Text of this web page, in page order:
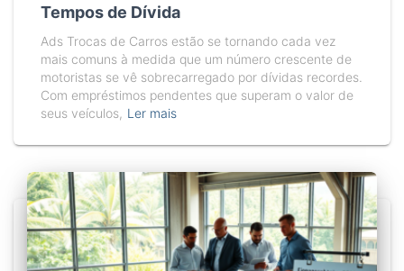
Tempos de Dívida
Ads Trocas de Carros estão se tornando cada vez
mais comuns à medida que um número crescente de
motoristas se vê sobrecarregado por dívidas recordes.
Com empréstimos pendentes que superam o valor de
seus veículos, Ler mais